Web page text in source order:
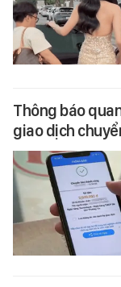
Thông báo
giao dịch